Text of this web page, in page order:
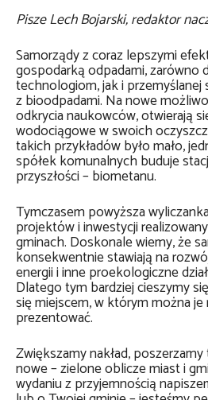
Pisze Lech Bojarski, redaktor
Samorządy z coraz lepszymi
gospodarką odpadami, zarówno
technologiom, jak i
z bioodpadami. Na nowe
odkrycia naukowców, otwierają
wodociągowe w swoich
takich przykładów było mało,
spółek komunalnych buduje
przyszłości – biometanu.
Tymczasem powyższa
projektów i inwestycji
gminach. Doskonale wiemy, że
konsekwentnie stawiają na
energii i inne proekologiczne
Dlatego tym bardziej cieszymy
się miejscem, w którym można je
prezentować.
Zwiększamy nakład,
nowe – zielone oblicze miast i
wydaniu z przyjemnością